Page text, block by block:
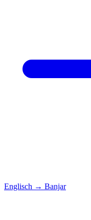
Englisch → Banjar